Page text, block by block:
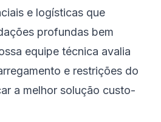
e logísticas que
profundas bem
equipe técnica avalia
e restrições do
a melhor solução custo-